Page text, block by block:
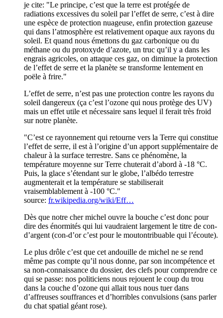
je cite: "Le principe, c’est que la terre est protégée de
radiations excessives du soleil par l’effet de serre, c’est à dire
une espèce de protection nuageuse, enfin protection gazeuse
qui dans l’atmosphère est relativement opaque aux rayons du
soleil. Et quand nous émettons du gaz carbonique ou du
méthane ou du protoxyde d’azote, un truc qu’il y a dans les
engrais agricoles, on attaque ces gaz, on diminue la protection
de l’effet de serre et la planète se transforme lentement en
poële à frire."
L’effet de serre, n’est pas une protection contre les rayons du
soleil dangereux (ça c’est l’ozone qui nous protège des UV)
mais un effet utile et nécessaire sans lequel il ferait très froid
sur notre planète.
"C’est ce rayonnement qui retourne vers la Terre qui constitue
l’effet de serre, il est à l’origine d’un apport supplémentaire de
chaleur à la surface terrestre. Sans ce phénomène, la
température moyenne sur Terre chuterait d’abord à -18 °C.
Puis, la glace s’étendant sur le globe, l’albédo terrestre
augmenterait et la température se stabiliserait
vraisemblablement à -100 °C."
source: fr.wikipedia.org/wiki/Eff…
Dès que notre cher michel ouvre la bouche c’est donc pour
dire des énormités qui lui vaudraient largement le titre de con-
d’argent (con-d’or c’est pour le moutontribuable qui l’écoute).
Le plus drôle c’est que cet andouille de michel ne se rend
même pas compte qu’il nous donne, par son incompétence et
sa non-connaissance du dossier, des clefs pour comprendre ce
qui se passe: nos politiciens nous rejouent le coup du trou
dans la couche d’ozone qui allait tous nous tuer dans
d’affreuses souffrances et d’horribles convulsions (sans parler
du chat spatial géant rose).